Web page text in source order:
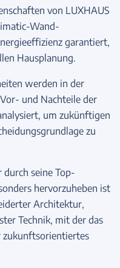
von LUXHAUS
Wand-
garantiert,
Hausplanung.
werden in der
und Nachteile der
um zukünftigen
zu
seine Top-
hervorzuheben ist
Architektur,
Technik, mit der das
zukunftsorientiertes